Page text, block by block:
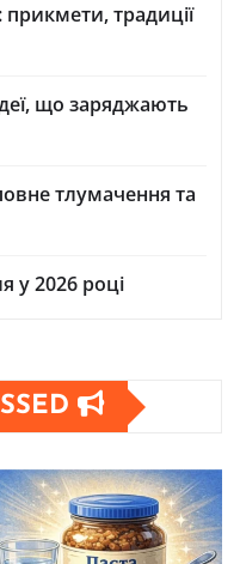
традиції
що заряджають
тлумачення та
у 2026 році